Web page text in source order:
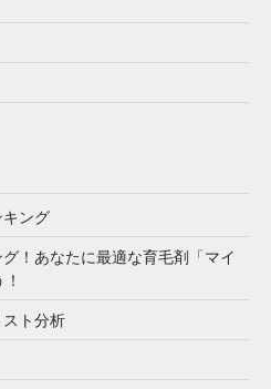
ング
！あなたに最適な育毛剤「マイ
ト分析